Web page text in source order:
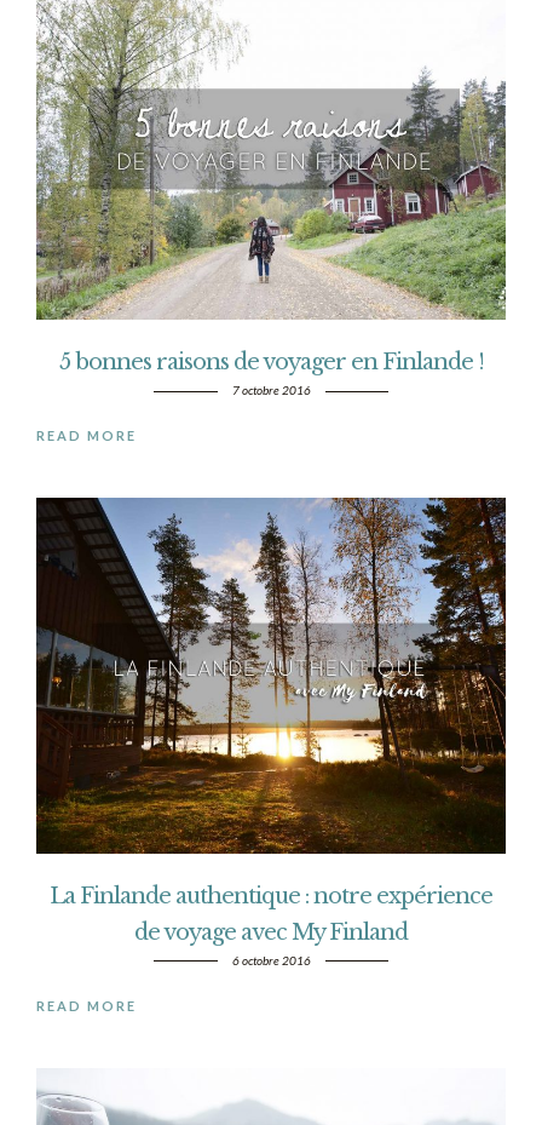
5 bonnes raisons de voyager en Finlande !
7 octobre 2016
READ MORE
La Finlande authentique : notre expérience
de voyage avec My Finland
6 octobre 2016
READ MORE